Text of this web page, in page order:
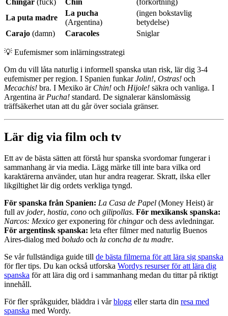
La puta madre
La pucha
(Argentina)
(ingen bokstavlig
betydelse)
Carajo (damn) Caracoles Sniglar
💡 Eufemismer som inlärningsstrategi
Om du vill låta naturlig i informell spanska utan risk, lär dig 3-4
eufemismer per region. I Spanien funkarJolin!, Ostras! och
Mecachis! bra. I Mexiko är Chin! och Hijole! säkra och vanliga. I
Argentina är Pucha! standard. De signalerar känslomässig
träffsäkerhet utan att du går över sociala gränser.
Lär dig via film och tv
Ett av de bästa sätten att förstå hur spanska svordomar fungerar i
sammanhang är via media. Lägg märke till inte bara vilka ord
karaktärerna använder, utan hur andra reagerar. Skratt, ilska eller
likgiltighet lär dig ordets verkliga tyngd.
För spanska från Spanien: La Casa de Papel (Money Heist) är
full av joder, hostia, cono och gilipollas. För mexikansk spanska:
Narcos: Mexico ger exponering förchingaroch dess avledningar.
För argentinsk spanska: leta efter filmer med naturlig Buenos
Aires-dialog med boludo och la concha de tu madre.
Se vår fullständiga guide till de bästa filmerna för att lära sig spanska
för fler tips. Du kan också utforska Wordys resurser för att lära dig
spanska för att lära dig ord i sammanhang medan du tittar på riktigt
innehåll.
För fler språkguider, bläddra i vårblogg eller starta din resa med
spanska med Wordy.